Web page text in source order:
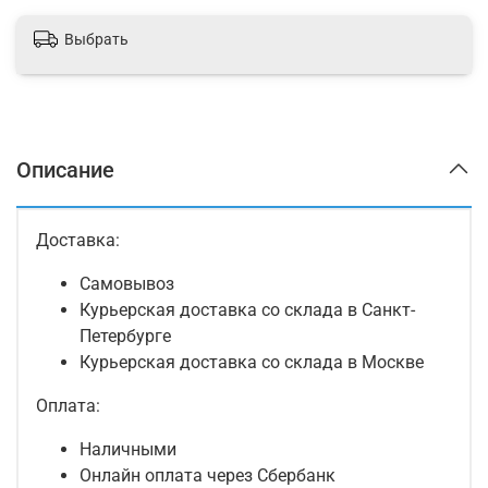
Выбрать
Описание
Доставка:
Самовывоз
Курьерская доставка со склада в Санкт-
Петербурге
Курьерская доставка со склада в Москве
Оплата:
Наличными
Онлайн оплата через Сбербанк